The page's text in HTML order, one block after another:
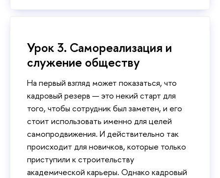
Урок 3. Самореализация и
служение обществу
На первый взгляд может показаться, что
кадровый резерв — это некий старт для
того, чтобы сотрудник был заметен, и его
стоит использовать именно для целей
самопродвижения. И действительно так
происходит для новичков, которые только
приступили к строительству
академической карьеры. Однако кадровый